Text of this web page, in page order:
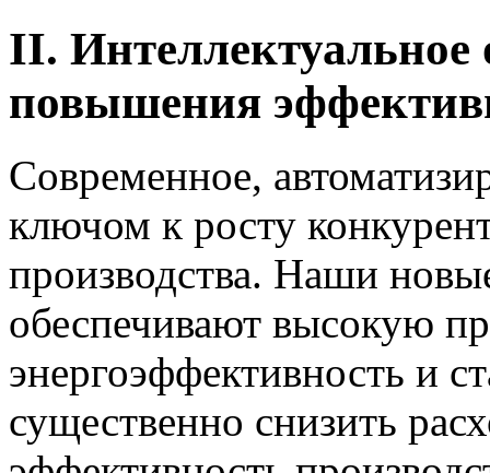
II. Интеллектуальное
повышения
Современное,
ключом к росту
производства. Наши
обеспечивают высокую
энергоэффективность и
существенно снизить